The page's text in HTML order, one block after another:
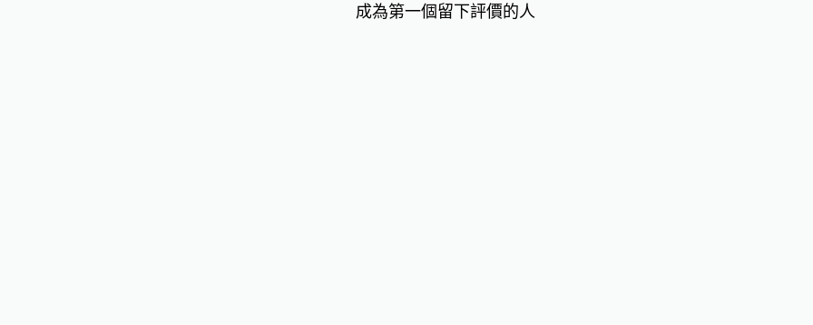
成為第一個留下評價的人